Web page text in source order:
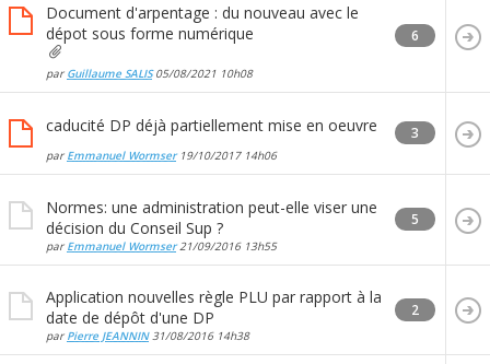
Document d'arpentage : du nouveau avec le
dépot sous forme numérique
par Guillaume SALIS05/08/2021 10h08
6
caducité DP déjà partiellement mise en oeuvre
par Emmanuel Wormser19/10/2017 14h06
3
Normes: une administration peut-elle viser une
décision du Conseil Sup ?
par Emmanuel Wormser21/09/2016 13h55
5
Application nouvelles règle PLU par rapport à la
date de dépôt d'une DP
par Pierre JEANNIN31/08/2016 14h38
2